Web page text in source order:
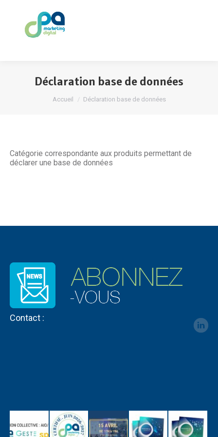
Déclaration base de données
Accueil Déclaration base de données
Catégorie correspondante aux produits permettant de
déclarer une base de données
Contact :